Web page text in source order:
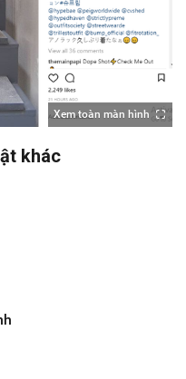
Xem toàn màn hình
khác